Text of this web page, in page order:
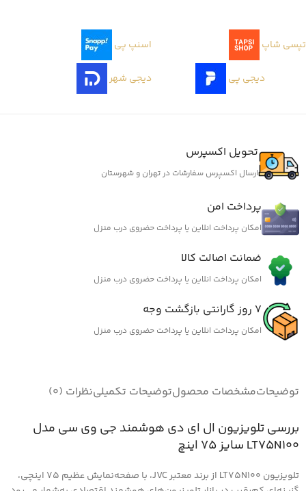
تپسی شاپ اسنپ پی
دیجی پی دیجی شهر
تحویل اکسپرس
ارسال اکسپرس سفارشات در تهران و شهرستان
پرداخت امن
امکان پرداخت انلاین یا پرداخت حضروی درب منزل
ضمانت اصالت کالا
امکان پرداخت انلاین یا پرداخت حضروی درب منزل
7 روز گارانتی بازگشت وجه
امکان پرداخت انلاین یا پرداخت حضروی درب منزل
توضیحاتمشخصات محصولتوضیحات تکمیلینظرات (0)
بررسی تلویزیون ال ای دی هوشمند جی وی سی مدل
LT75N100 سایز 75 اینچ
تلویزیون LT75N100 از برند معتبر JVC، با صفحه‌نمایش عظیم ۷۵ اینچی،